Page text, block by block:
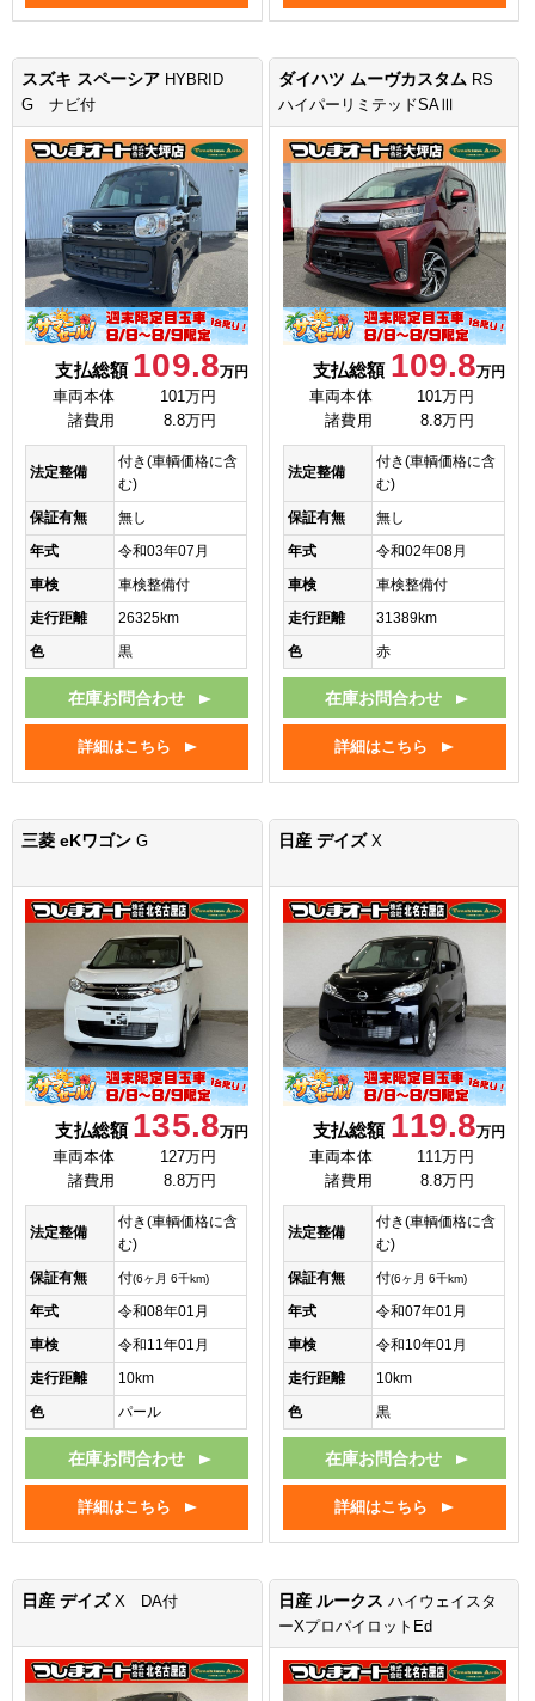
スズキ スペーシア HYBRID
G ナビ付
支払総額 109.8万円
車両本体
101万円
諸費用
8.8万円
法定整備
付き(車輌価格に含
む)
保証有無
無し
年式
令和03年07月
車検
車検整備付
走行距離
26325km
色
黒
在庫お問合わせ
詳細はこちら
ダイハツ ムーヴカスタム RS
ハイパーリミテッドSAⅢ
支払総額 109.8万円
車両本体
101万円
諸費用
8.8万円
法定整備
付き(車輌価格に含
む)
保証有無
無し
年式
令和02年08月
車検
車検整備付
走行距離
31389km
色
赤
在庫お問合わせ
詳細はこちら
三菱 eKワゴン G
支払総額 135.8万円
車両本体
127万円
諸費用
8.8万円
法定整備
付き(車輌価格に含
む)
保証有無
付(6ヶ月 6千km)
年式
令和08年01月
車検
令和11年01月
走行距離
10km
色
パール
在庫お問合わせ
詳細はこちら
日産 デイズX
支払総額 119.8万円
車両本体
111万円
諸費用
8.8万円
法定整備
付き(車輌価格に含
む)
保証有無
付(6ヶ月 6千km)
年式
令和07年01月
車検
令和10年01月
走行距離
10km
色
黒
在庫お問合わせ
詳細はこちら
日産 デイズ X DA付 日産 ルークスハイウェイスタ
ーXプロパイロットEd